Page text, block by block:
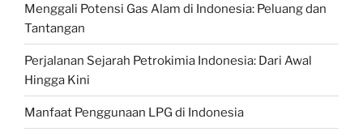
Menggali Potensi Gas Alam di Indonesia: Peluang dan
Tantangan
Perjalanan Sejarah Petrokimia Indonesia: Dari Awal
Hingga Kini
Manfaat Penggunaan LPG di Indonesia